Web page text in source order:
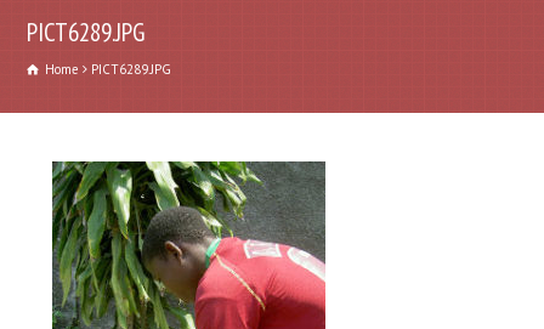
PICT6289.JPG
Home PICT6289.JPG